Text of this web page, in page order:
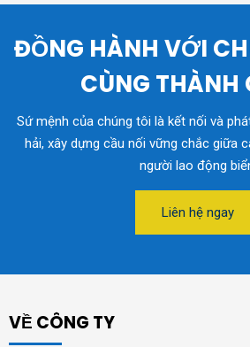
ĐỒNG HÀNH VỚI
CÙNG THÀNH
Sứ mệnh của chúng tôi là kết nối và
hải, xây dựng cầu nối vững chắc giữa
người lao động
Liên hệ ngay
VỀ CÔNG TY